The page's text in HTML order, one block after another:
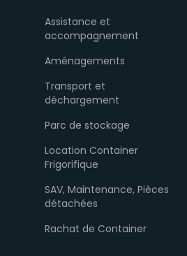
Assistance et
accompagnement
Aménagements
Transport et
déchargement
Parc de stockage
Location Container
Frigorifique
SAV, Maintenance, Pièces
détachées
Rachat de Container